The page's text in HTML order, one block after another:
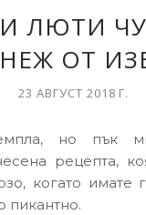
ЛЮТИ
ОТ
23 АВГУСТ 2018 Г.
но пък
рецепта,
когато имате
пикантно.